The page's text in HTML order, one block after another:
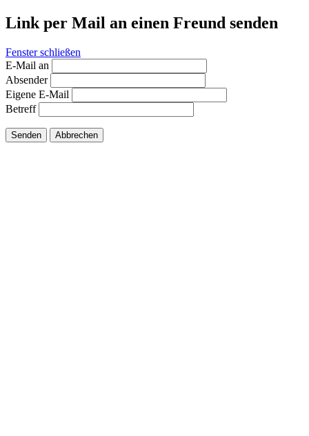
Link per Mail an einen Freund senden
Fenster schließen
E-Mail an
Absender
Eigene E-Mail
Betreff
Senden Abbrechen